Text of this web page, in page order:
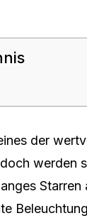
der
werden
Starren